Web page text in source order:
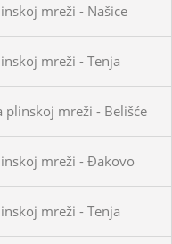
mreži - Našice
mreži - Tenja
mreži - Belišće
mreži - Đakovo
mreži - Tenja